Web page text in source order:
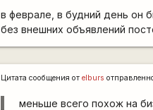
в феврале, в будний день он
без внешних объявлений
Цитата сообщения отelburs
меньше всего похож на